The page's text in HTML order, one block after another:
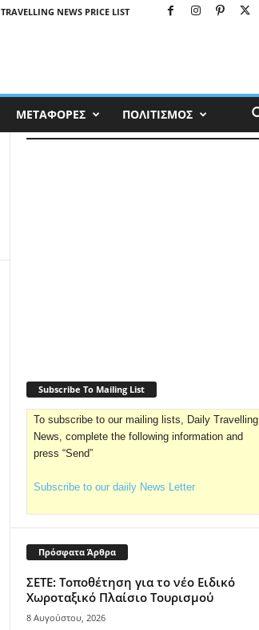
TRAVELLING NEWS PRICE LIST
ΜΕΤΑΦΟΡΕΣ ΠΟΛΙΤΙΣΜΟΣ
Subscribe To Mailing List
To subscribe to our mailing lists, Daily Travelling
News, complete the following information and
press “Send”
Subscribe to our daiily News Letter
Πρόσφατα Άρθρα
ΣΕΤΕ: Τοποθέτηση για το νέο Ειδικό
Χωροταξικό Πλαίσιο Τουρισμού
8 Αυγούστου, 2026